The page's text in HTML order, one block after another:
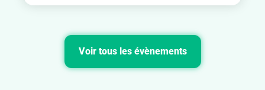
Voir tous les évènements